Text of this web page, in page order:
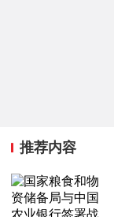
推荐内容